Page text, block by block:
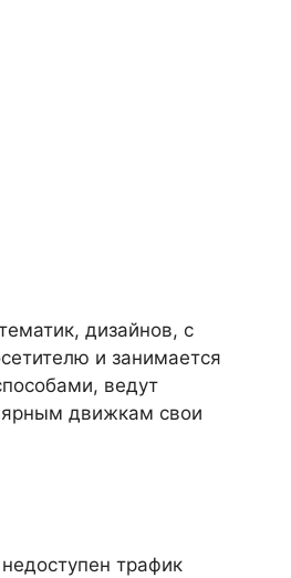
дизайнов, с
и занимается
ведут
движкам свои
трафик